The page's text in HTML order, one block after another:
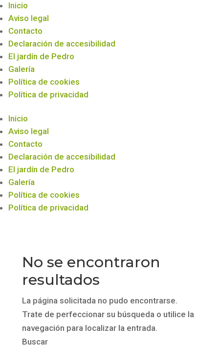
Inicio
Aviso legal
Contacto
Declaración de accesibilidad
El jardín de Pedro
Galería
Política de cookies
Política de privacidad
Inicio
Aviso legal
Contacto
Declaración de accesibilidad
El jardín de Pedro
Galería
Política de cookies
Política de privacidad
No se encontraron
resultados
La página solicitada no pudo encontrarse.
Trate de perfeccionar su búsqueda o utilice la
navegación para localizar la entrada.
Buscar